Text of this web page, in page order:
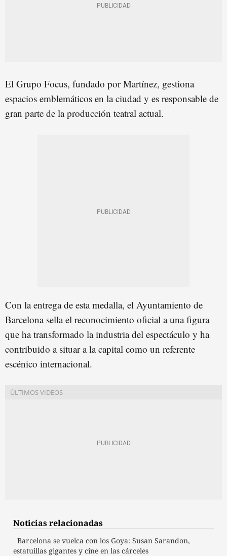
El Grupo Focus, fundado por Martínez, gestiona
espacios emblemáticos en la ciudad y es responsable de
gran parte de la producción teatral actual.
Con la entrega de esta medalla, el Ayuntamiento de
Barcelona sella el reconocimiento oficial a una figura
que ha transformado la industria del espectáculo y ha
contribuido a situar a la capital como un referente
escénico internacional.
Noticias relacionadas
Barcelona se vuelca con los Goya: Susan Sarandon,
estatuillas gigantes y cine en las cárceles